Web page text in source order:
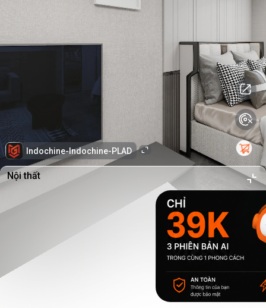
Indochine-Indochine-PLAD
Nội thất